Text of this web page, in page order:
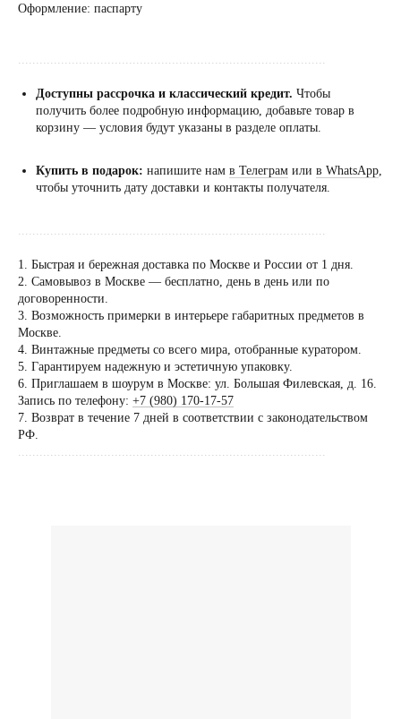
Оформление: паспарту
......................................................................................
Доступны рассрочка и классический кредит. Чтобы
получить более подробную информацию, добавьте товар в
корзину — условия будут указаны в разделе оплаты.
Купить в подарок: напишите нам в Телеграм или в WhatsApp,
чтобы уточнить дату доставки и контакты получателя.
......................................................................................
1. Быстрая и бережная доставка по Москве и России от 1 дня.
2. Самовывоз в Москве — бесплатно, день в день или по
договоренности.
3. Возможность примерки в интерьере габаритных предметов в
Москве.
4. Винтажные предметы со всего мира, отобранные куратором.
5. Гарантируем надежную и эстетичную упаковку.
6. Приглашаем в шоурум в Москве: ул. Большая Филевская, д. 16.
Запись по телефону: +7 (980) 170-17-57
7. Возврат в течение 7 дней в соответствии с законодательством
РФ.
......................................................................................
Вы можете
Евгении
архитектору и
Посещение только
договоренности